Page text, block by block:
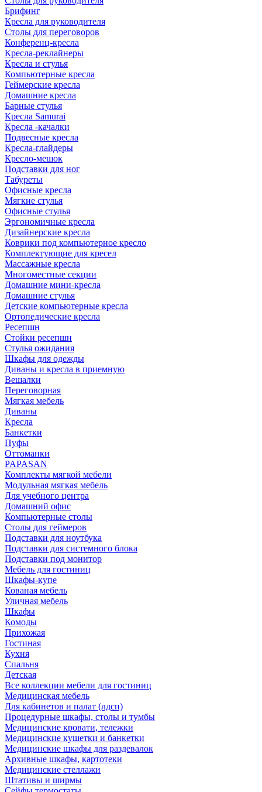
Брифинг
Кресла для руководителя
Столы для переговоров
Конференц-кресла
Кресла-реклайнеры
Кресла и стулья
Компьютерные кресла
Геймерские кресла
Домашние кресла
Барные стулья
Кресла Samurai
Кресла -качалки
Подвесные кресла
Кресла-глайдеры
Кресло-мешок
Подставки для ног
Табуреты
Офисные кресла
Мягкие стулья
Офисные стулья
Эргономичные кресла
Дизайнерские кресла
Коврики под компьютерное кресло
Комплектующие для кресел
Массажные кресла
Многоместные секции
Домашние мини-кресла
Домашние стулья
Детские компьютерные кресла
Ортопедические кресла
Ресепшн
Стойки ресепшн
Стулья ожидания
Шкафы для одежды
Диваны и кресла в приемную
Вешалки
Переговорная
Мягкая мебель
Диваны
Кресла
Банкетки
Пуфы
Оттоманки
PAPASAN
Комплекты мягкой мебели
Модульная мягкая мебель
Для учебного центра
Домашний офис
Компьютерные столы
Столы для геймеров
Подставки для ноутбука
Подставки для системного блока
Подставки под монитор
Мебель для гостиниц
Шкафы-купе
Кованая мебель
Уличная мебель
Шкафы
Комоды
Прихожая
Гостиная
Кухня
Спальня
Детская
Все коллекции мебели для гостиниц
Медицинская мебель
Для кабинетов и палат (лдсп)
Процедурные шкафы, столы и тумбы
Медицинские кровати, тележки
Медицинские кушетки и банкетки
Медицинские шкафы для раздевалок
Архивные шкафы, картотеки
Медицинские стеллажи
Штативы и ширмы